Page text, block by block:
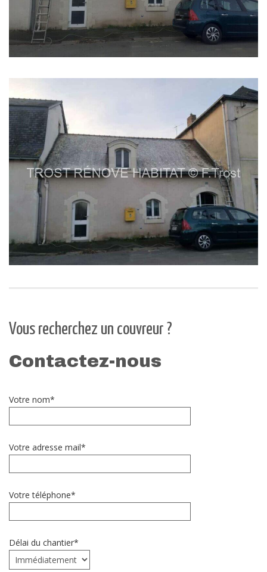
Vous recherchez un couvreur ?
Contactez-nous
Votre nom*
Votre adresse mail*
Votre téléphone*
Délai du chantier*